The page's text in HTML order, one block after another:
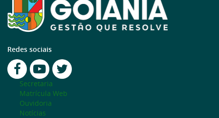
Redes sociais
Secretaria
Matrícula Web
Ouvidoria
Notícias